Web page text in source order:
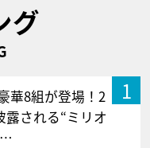
グ
1
華8組が登場！2
露される“ミリオ
…